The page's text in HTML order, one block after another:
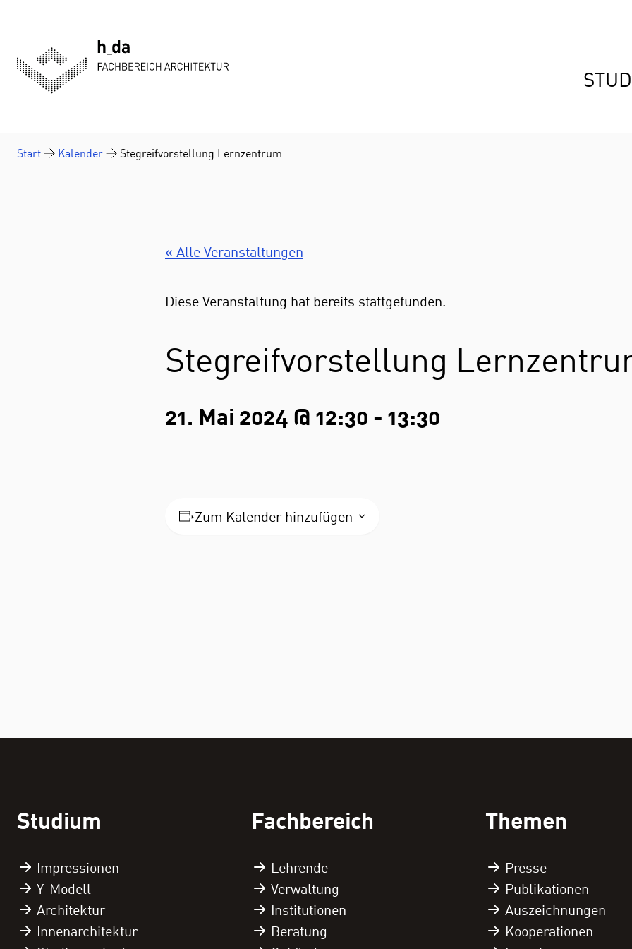
Start Kalender Stegreifvorstellung Lernzentrum
« Alle Veranstaltungen
Diese Veranstaltung hat bereits stattgefunden.
Stegreifvorstellung
21. Mai 2024 @ 12:30 - 13:30
Zum Kalender hinzufügen
Studium
Impressionen
Y-Modell
Architektur
Innenarchitektur
Fachbereich
Lehrende
Verwaltung
Institutionen
Beratung
Themen
Presse
Publikationen
Auszeichnungen
Kooperationen